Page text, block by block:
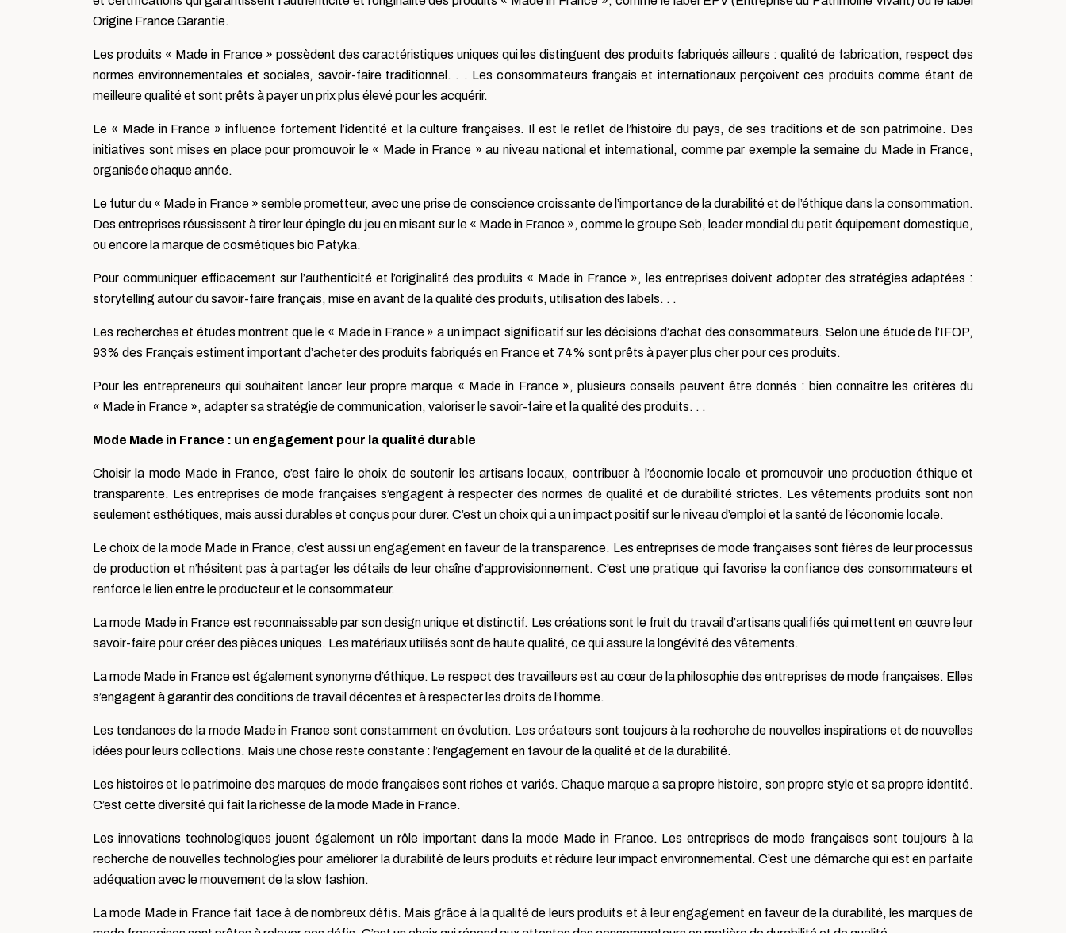
Origine France Garantie.
Les produits « Made in France » possèdent des caractéristiques uniques qui les distinguent des produits fabriqués ailleurs : qualité de fabrication, respect des
normes environnementales et sociales, savoir-faire traditionnel. . . Les consommateurs français et internationaux perçoivent ces produits comme étant de
meilleure qualité et sont prêts à payer un prix plus élevé pour les acquérir.
Le « Made in France » influence fortement l’identité et la culture françaises. Il est le reflet de l’histoire du pays, de ses traditions et de son patrimoine. Des
initiatives sont mises en place pour promouvoir le « Made in France » au niveau national et international, comme par exemple la semaine du Made in France,
organisée chaque année.
Le futur du « Made in France » semble prometteur, avec une prise de conscience croissante de l’importance de la durabilité et de l’éthique dans la consommation.
Des entreprises réussissent à tirer leur épingle du jeu en misant sur le « Made in France », comme le groupe Seb, leader mondial du petit équipement domestique,
ou encore la marque de cosmétiques bio Patyka.
Pour communiquer efficacement sur l’authenticité et l’originalité des produits « Made in France », les entreprises doivent adopter des stratégies adaptées :
storytelling autour du savoir-faire français, mise en avant de la qualité des produits, utilisation des labels. . .
Les recherches et études montrent que le « Made in France » a un impact significatif sur les décisions d’achat des consommateurs. Selon une étude de l’IFOP,
93% des Français estiment important d’acheter des produits fabriqués en France et 74% sont prêts à payer plus cher pour ces produits.
Pour les entrepreneurs qui souhaitent lancer leur propre marque « Made in France », plusieurs conseils peuvent être donnés : bien connaître les critères du
« Made in France », adapter sa stratégie de communication, valoriser le savoir-faire et la qualité des produits. . .
Mode Made in France : un engagement pour la qualité durable
Choisir la mode Made in France, c’est faire le choix de soutenir les artisans locaux, contribuer à l’économie locale et promouvoir une production éthique et
transparente. Les entreprises de mode françaises s’engagent à respecter des normes de qualité et de durabilité strictes. Les vêtements produits sont non
seulement esthétiques, mais aussi durables et conçus pour durer. C’est un choix qui a un impact positif sur le niveau d’emploi et la santé de l’économie locale.
Le choix de la mode Made in France, c’est aussi un engagement en faveur de la transparence. Les entreprises de mode françaises sont fières de leur processus
de production et n’hésitent pas à partager les détails de leur chaîne d’approvisionnement. C’est une pratique qui favorise la confiance des consommateurs et
renforce le lien entre le producteur et le consommateur.
La mode Made in France est reconnaissable par son design unique et distinctif. Les créations sont le fruit du travail d’artisans qualifiés qui mettent en œuvre leur
savoir-faire pour créer des pièces uniques. Les matériaux utilisés sont de haute qualité, ce qui assure la longévité des vêtements.
La mode Made in France est également synonyme d’éthique. Le respect des travailleurs est au cœur de la philosophie des entreprises de mode françaises. Elles
s’engagent à garantir des conditions de travail décentes et à respecter les droits de l’homme.
Les tendances de la mode Made in France sont constamment en évolution. Les créateurs sont toujours à la recherche de nouvelles inspirations et de nouvelles
idées pour leurs collections. Mais une chose reste constante : l’engagement en favour de la qualité et de la durabilité.
Les histoires et le patrimoine des marques de mode françaises sont riches et variés. Chaque marque a sa propre histoire, son propre style et sa propre identité.
C’est cette diversité qui fait la richesse de la mode Made in France.
Les innovations technologiques jouent également un rôle important dans la mode Made in France. Les entreprises de mode françaises sont toujours à la
recherche de nouvelles technologies pour améliorer la durabilité de leurs produits et réduire leur impact environnemental. C’est une démarche qui est en parfaite
adéquation avec le mouvement de la slow fashion.
La mode Made in France fait face à de nombreux défis. Mais grâce à la qualité de leurs produits et à leur engagement en faveur de la durabilité, les marques de